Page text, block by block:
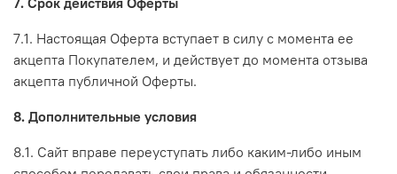
7.1. Настоящая Оферта вступает в силу с момента ее
акцепта Покупателем, и действует до момента отзыва
акцепта публичной Оферты.
8. Дополнительные условия
8.1. Сайт вправе переуступать либо каким-либо иным